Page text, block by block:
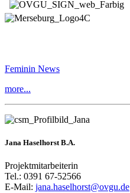
Feminin News
more...
Jana Haselhorst B.A.
Projektmitarbeiterin
Tel.: 0391 67-52566
E-Mail: jana.haselhorst@ovgu.de